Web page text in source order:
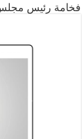
فخامة رئيس مجلس